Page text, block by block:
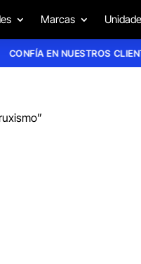
Marcas
CONFÍA EN NUESTROS